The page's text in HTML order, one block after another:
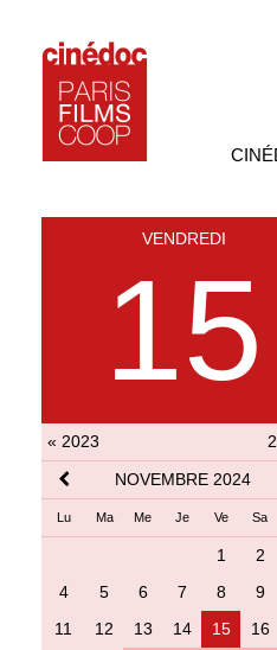
VENDREDI
15
« 2023
NOVEMBRE 2024
Lu Ma Me Je Ve Sa
1 2
4
5 6 7 8 9
11
12 13 14 15 16